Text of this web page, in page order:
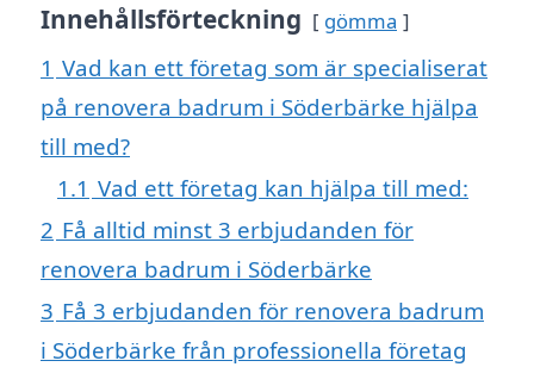
Innehållsförteckning gömma
1 Vad kan ett företag som är specialiserat
på renovera badrum i Söderbärke hjälpa
till med?
1.1 Vad ett företag kan hjälpa till med:
2 Få alltid minst 3 erbjudanden för
renovera badrum i Söderbärke
3 Få 3 erbjudanden för renovera badrum
i Söderbärke från professionella företag